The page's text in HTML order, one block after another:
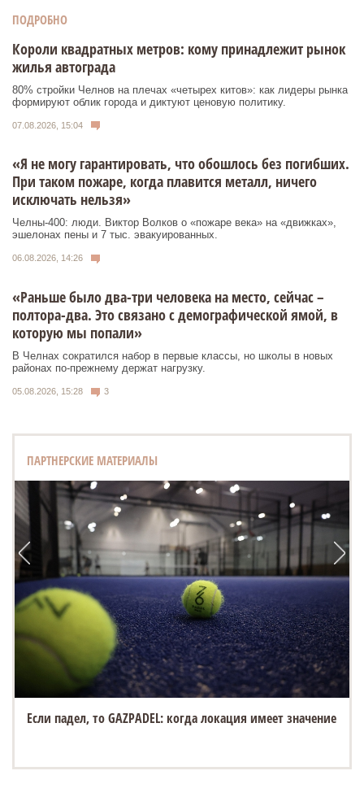
ПОДРОБНО
Короли квадратных метров: кому принадлежит рынок
жилья автограда
80% стройки Челнов на плечах «четырех китов»: как лидеры рынка
формируют облик города и диктуют ценовую политику.
07.08.2026, 15:04
«Я не могу гарантировать, что обошлось без погибших.
При таком пожаре, когда плавится металл, ничего
исключать нельзя»
Челны-400: люди. Виктор Волков о «пожаре века» на «движках»,
эшелонах пены и 7 тыс. эвакуированных.
06.08.2026, 14:26
«Раньше было два-три человека на место, сейчас –
полтора-два. Это связано с демографической ямой, в
которую мы попали»
В Челнах сократился набор в первые классы, но школы в новых
районах по-прежнему держат нагрузку.
05.08.2026, 15:28 3
ПАРТНЕРСКИЕ МАТЕРИАЛЫ
Если падел, то GAZPADEL: когда локация имеет значение